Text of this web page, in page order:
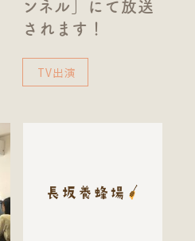
ンネル」にて放送
されます！
TV出演